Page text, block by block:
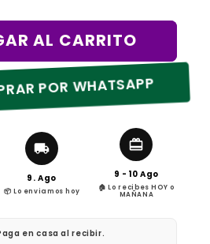
AL CARRITO
POR WHATSAPP
9. Ago
📦 Lo enviamos hoy
9 - 10 Ago
🏠 Lo recibes HOY o
MAÑANA
en casa al recibir.